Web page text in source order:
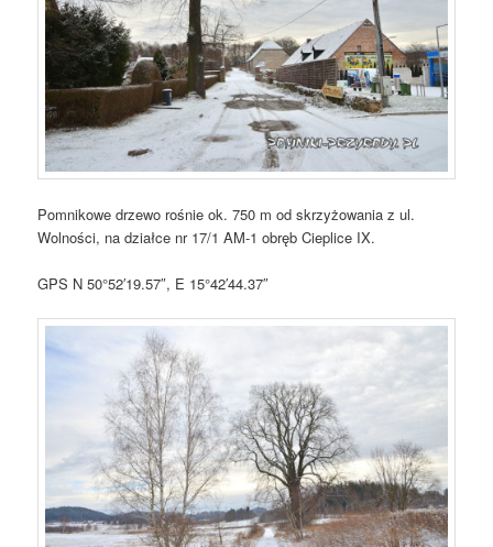
Pomnikowe drzewo rośnie ok. 750 m od skrzyżowania z ul.
Wolności, na działce nr 17/1 AM-1 obręb Cieplice IX.
GPS N 50°52′19.57″, E 15°42′44.37″